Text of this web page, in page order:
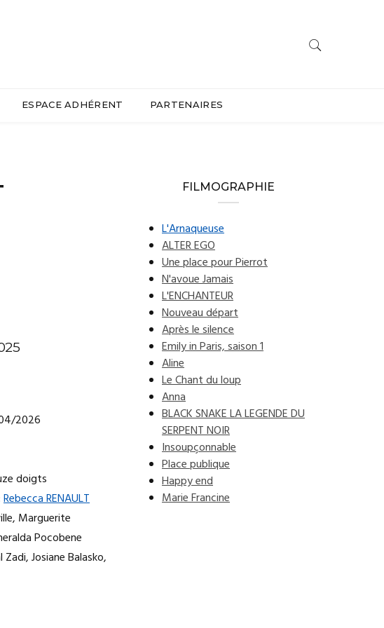
ESPACE ADHÉRENT PARTENAIRES
2026
doigts
Rebecca RENAULT
Marguerite
Pocobene
Zadi, Josiane Balasko,
FILMOGRAPHIE
L'Arnaqueuse
ALTER EGO
Une place pour Pierrot
N'avoue Jamais
L'ENCHANTEUR
Nouveau départ
Après le silence
Emily in Paris, saison 1
Aline
Le Chant du loup
Anna
BLACK SNAKE LA LEGENDE DU
SERPENT NOIR
Insoupçonnable
Place publique
Happy end
Marie Francine